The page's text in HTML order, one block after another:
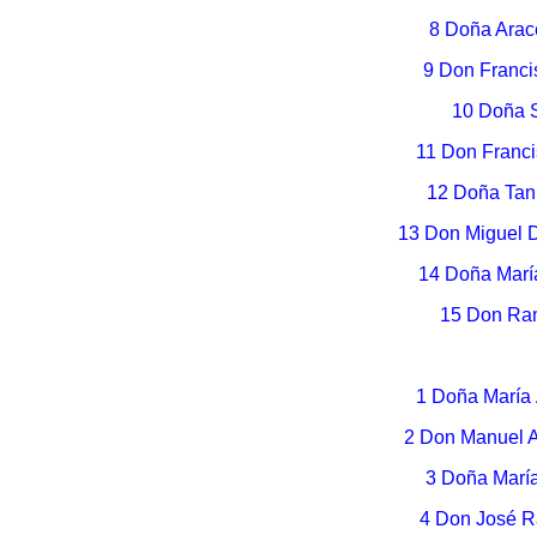
8 Doña
9 Don
10 Doña
11 Don
12 Doña
13 Don Miguel
14 Doña
15 Don
1 Doña
2 Don Manuel
3 Doña
4 Don José